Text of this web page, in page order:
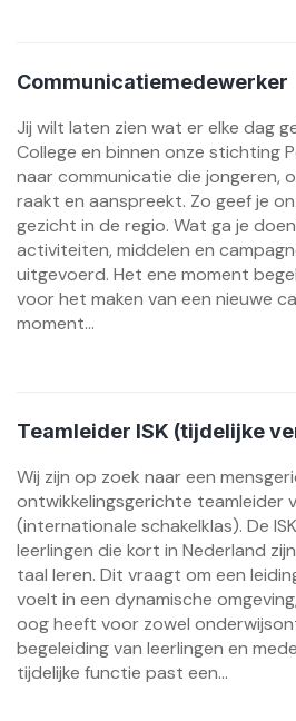
Communicatiemedewerker
Jij wilt laten zien wat er elke dag
College en binnen onze stichting
naar communicatie die jongeren,
raakt en aanspreekt. Zo geef je
gezicht in de regio. Wat ga je
activiteiten, middelen en
uitgevoerd. Het ene moment
voor het maken van een nieuwe
moment...
Teamleider ISK (tijdelijke
Wij zijn op zoek naar een
ontwikkelingsgerichte teamleider
(internationale schakelklas). De
leerlingen die kort in Nederland
taal leren. Dit vraagt om een
voelt in een dynamische
oog heeft voor zowel
begeleiding van leerlingen en
tijdelijke functie past een...